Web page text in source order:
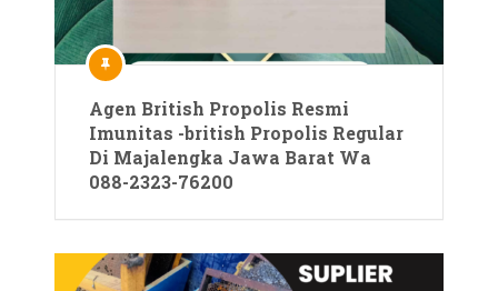
Agen British Propolis Resmi
Imunitas -british Propolis Regular
Di Majalengka Jawa Barat Wa
088-2323-76200